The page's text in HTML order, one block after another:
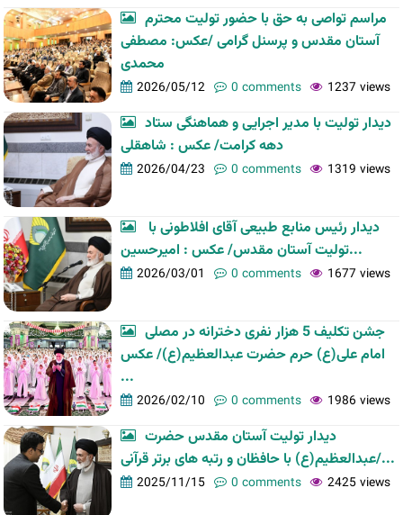
مراسم تواصی به حق با حضور تولیت محترم
آستان مقدس و پرسنل گرامی /عکس: مصطفی
محمدی
2026/05/12 0 comments 1237 views
دیدار تولیت با مدیر اجرایی و هماهنگی ستاد
دهه کرامت/ عکس : شاهقلی
2026/04/23 0 comments 1319 views
تولیت آستان مقدس/ عکس : امیرحسین...
2026/03/01 0 comments 1677 views
جشن تکلیف 5 هزار نفری دخترانه در مصلی
امام علی(ع) حرم حضرت عبدالعظیم(ع)/ عکس
...
2026/02/10 0 comments 1986 views
دیدار تولیت آستان مقدس حضرت
عبدالعظیم(ع) با حافظان و رتبه های برتر قرآنی/...
2025/11/15 0 comments 2425 views